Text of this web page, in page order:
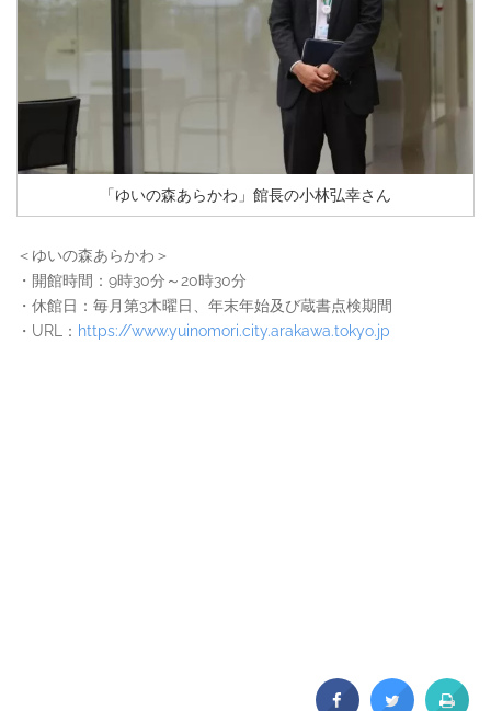
「ゆいの森あらかわ」館長の小林弘幸さん
＜ゆいの森あらかわ＞
・開館時間：9時30分～20時30分
・休館日：毎月第3木曜日、年末年始及び蔵書点検期間
・URL： https://www.yuinomori.city.arakawa.tokyo.jp